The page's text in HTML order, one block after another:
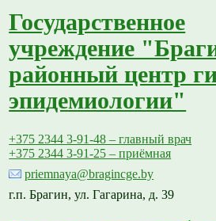
Государственное
учреждение
районный центр
эпидемиологии"
+375 2344 3-91-48 – главный врач
+375 2344 3-91-25 – приёмная
priemnaya@bragincge.by
г.п. Брагин, ул. Гагарина, д. 39